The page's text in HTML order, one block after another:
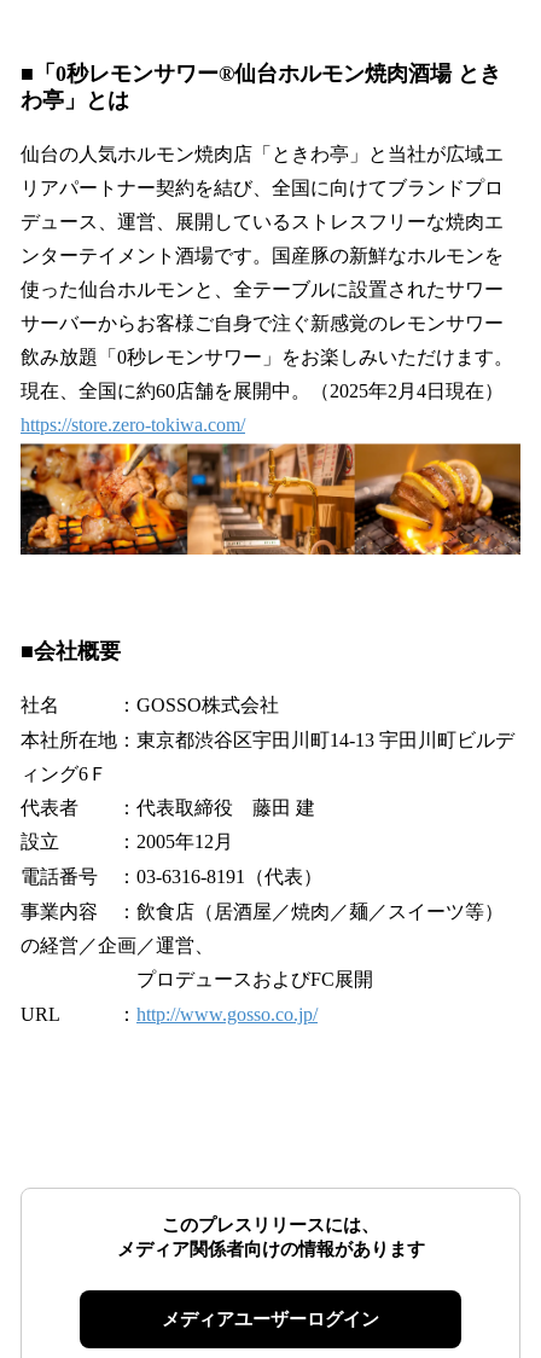
■「0秒レモンサワー®仙台ホルモン焼肉酒場 とき
わ亭」とは
仙台の人気ホルモン焼肉店「ときわ亭」と当社が広域エ
リアパートナー契約を結び、全国に向けてブランドプロ
デュース、運営、展開しているストレスフリーな焼肉エ
ンターテイメント酒場です。国産豚の新鮮なホルモンを
使った仙台ホルモンと、全テーブルに設置されたサワー
サーバーからお客様ご自身で注ぐ新感覚のレモンサワー
飲み放題「0秒レモンサワー」をお楽しみいただけます。
現在、全国に約60店舗を展開中。（2025年2月4日現在）
https://store.zero-tokiwa.com/
■会社概要
社名 ：GOSSO株式会社
本社所在地：東京都渋谷区宇田川町14-13 宇田川町ビルデ
ィング6Ｆ
​代表者 ：代表取締役 藤田 建
設立 ：2005年12月
電話番号 ：03-6316-8191（代表）
事業内容 ：飲食店（居酒屋／焼肉／麺／スイーツ等）
の経営／企画／運営、
プロデュースおよびFC展開
URL ： http://www.gosso.co.jp/
このプレスリリースには、
メディア関係者向けの情報があります
メディアユーザーログイン